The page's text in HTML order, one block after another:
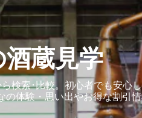
蔵見学
検索･比較。初心者でも安心
の体験・思い出やお得な割引